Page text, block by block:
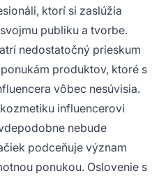
ktorí si zaslúžia
publiku a tvorbe.
nedostatočný prieskum
produktov, ktoré s
vôbec nesúvisia.
influencerovi
nebude
podceňuje význam
ponukou. Oslovenie s